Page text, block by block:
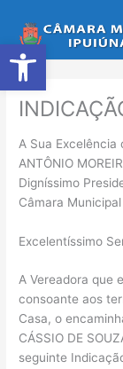
Abrir a barra de
para
o
conteúdo
A Sua Excelência
ANTÔNIO
Digníssimo
Câmara
Excelentíssimo
A Vereadora que
consoante aos
Casa, o
CÁSSIO DE
seguinte